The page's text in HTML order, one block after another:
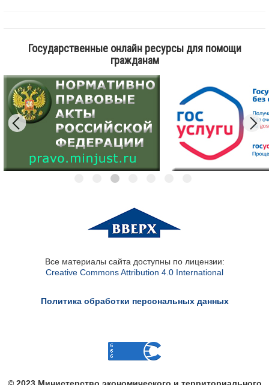
Государственные онлайн ресурсы для помощи
гражданам
Все материалы сайта доступны по лицензии:
Creative Commons Attribution 4.0 International
Политика обработки персональных данных